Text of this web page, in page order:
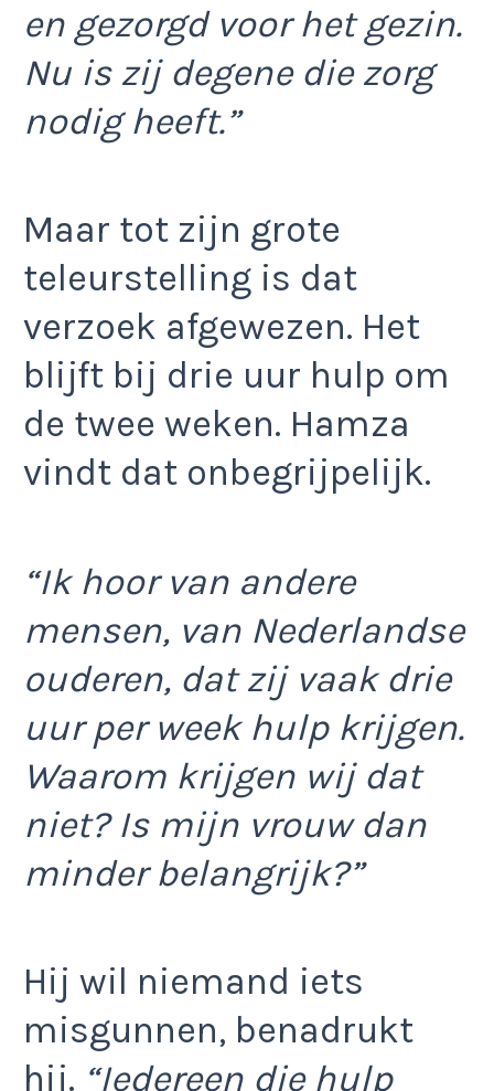
en gezorgd voor het gezin.
Nu is zij degene die zorg
nodig heeft.”
Maar tot zijn grote
teleurstelling is dat
verzoek afgewezen. Het
blijft bij drie uur hulp om
de twee weken. Hamza
vindt dat onbegrijpelijk.
“Ik hoor van andere
mensen, van Nederlandse
ouderen, dat zij vaak drie
uur per week hulp krijgen.
Waarom krijgen wij dat
niet? Is mijn vrouw dan
minder belangrijk?”
Hij wil niemand iets
misgunnen, benadrukt
hij. “Iedereen die hulp